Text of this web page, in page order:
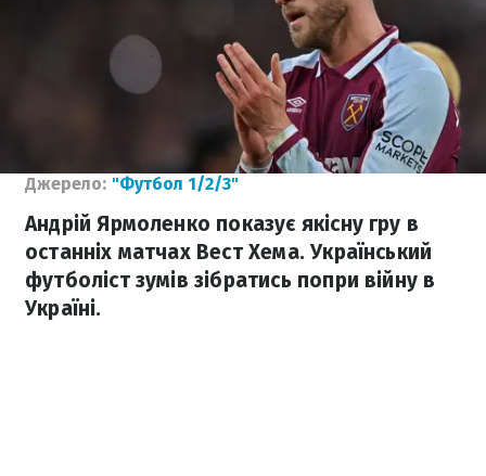
Джерело: "Футбол 1/2/3"
Андрій Ярмоленко показує якісну гру в
останніх матчах Вест Хема. Український
футболіст зумів зібратись попри війну в
Україні.